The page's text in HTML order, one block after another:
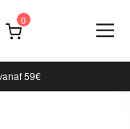
59€